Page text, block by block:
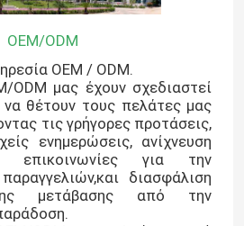
OEM/ODM
OEM / ODM.
ODM μας έχουν σχεδιαστεί
θέτουν τους πελάτες μας
τις γρήγορες προτάσεις,
ενημερώσεις, ανίχνευση
επικοινωνίες για την
διασφάλιση
μετάβασης από την